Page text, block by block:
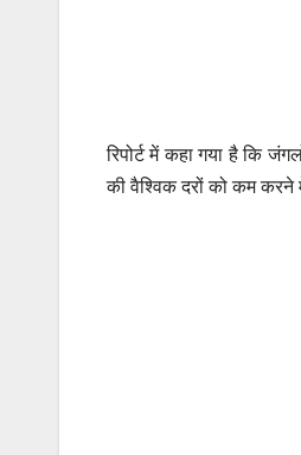
रिपोर्ट में कहा गया है कि
की वैश्विक दरों को कम